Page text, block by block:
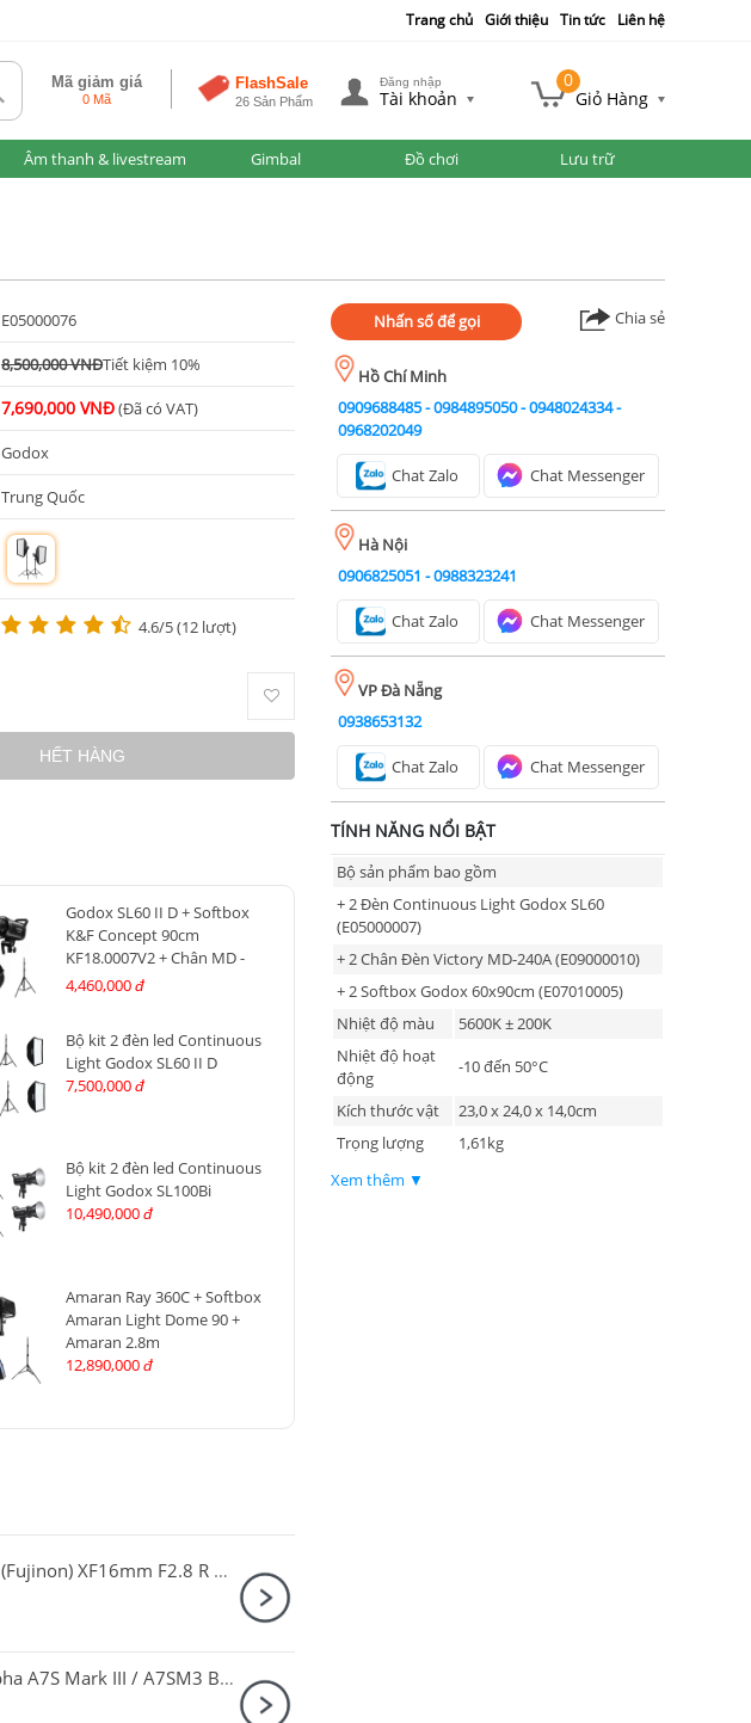
Trang chủ Giới thiệu Tin tức Liên hệ
Mã giảm giá
0 Mã
FlashSale
26 Sản Phẩm
Đăng nhập
Tài khoản
0
Giỏ Hàng
Âm thanh & livestream Gimbal Đồ chơi Lưu trữ
E05000076
8,500,000 VNĐTiết kiệm 10%
7,690,000 VNĐ(Đã có VAT)
Godox
Trung Quốc
m
4.6/5 (12 lượt)
HẾT HÀNG
Godox SL60 II D + Softbox
K&F Concept 90cm
KF18.0007V2 + Chân MD -
240A
4,460,000 đ
Bộ kit 2 đèn led Continuous
Light Godox SL60 II D
7,500,000 đ
Bộ kit 2 đèn led Continuous
Light Godox SL100Bi
10,490,000 đ
Amaran Ray 360C + Softbox
Amaran Light Dome 90 +
Amaran 2.8m
12,890,000 đ
Ống Kính Fujifilm (Fujinon) XF16mm F2.8 R WR Đen
Máy ảnh Sony Alpha A7S Mark III / A7SM3 Body
Nhấn số để gọi Chia sẻ
Hồ Chí Minh
0909688485-0984895050-0948024334-
0968202049
Chat Zalo Chat Messenger
Hà Nội
0906825051 -0988323241
Chat Zalo Chat Messenger
VP Đà Nẵng
0938653132
Chat Zalo Chat Messenger
TÍNH NĂNG NỔI BẬT
Bộ sản phẩm bao gồm
+ 2 Đèn Continuous Light Godox SL60
(E05000007)
+ 2 Chân Đèn Victory MD-240A (E09000010)
+ 2 Softbox Godox 60x90cm (E07010005)
Nhiệt độ màu
5600K ± 200K
Nhiệt độ hoạt
động
-10 đến 50°C
Kích thước vật
23,0 x 24,0 x 14,0cm
Trọng lượng
1,61kg
Xem thêm ▼